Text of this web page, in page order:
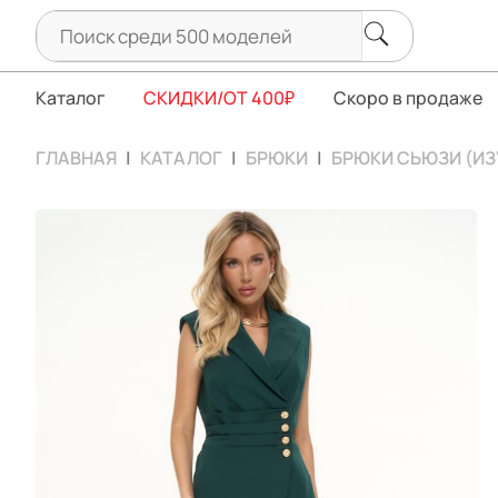
Каталог СКИДКИ/ОТ 400₽ Скоро в продаже
ГЛАВНАЯ КАТАЛОГ БРЮКИ БРЮКИ СЬЮЗИ